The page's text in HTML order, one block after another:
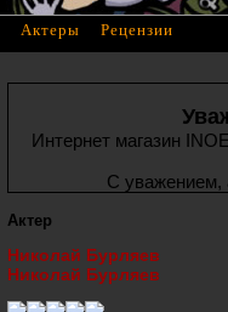
Интернет магазин
С уважением,
Актер
Николай Бурляев
Николай Бурляев
Актеры Рецензии